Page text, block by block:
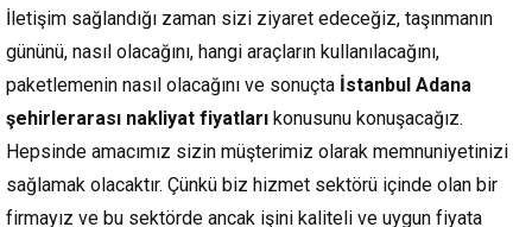
İletişim sağlandığı zaman sizi ziyaret edeceğiz, taşınmanın
gününü, nasıl olacağını, hangi araçların kullanılacağını,
paketlemenin nasıl olacağını ve sonuçta İstanbul Adana
şehirlerarası nakliyat fiyatları konusunu konuşacağız.
Hepsinde amacımız sizin müşterimiz olarak memnuniyetinizi
sağlamak olacaktır. Çünkü biz hizmet sektörü içinde olan bir
firmayız ve bu sektörde ancak işini kaliteli ve uygun fiyata